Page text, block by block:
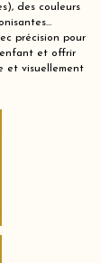
des couleurs
précision pour
enfant et offrir
et visuellement